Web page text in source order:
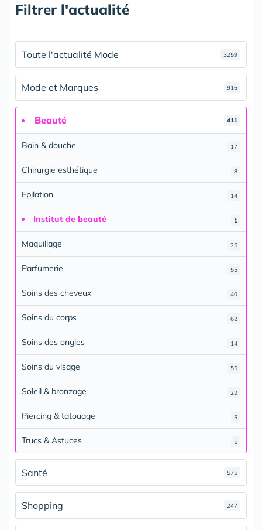
Filtrer l'actualité
Toute l'actualité Mode 3259
Mode et Marques 916
Beauté 411
Bain & douche 17
Chirurgie esthétique 8
Epilation 14
Institut de beauté 1
Maquillage 25
Parfumerie 55
Soins des cheveux 40
Soins du corps 62
Soins des ongles 14
Soins du visage 55
Soleil & bronzage 22
Piercing & tatouage 5
Trucs & Astuces 5
Santé 575
Shopping 247